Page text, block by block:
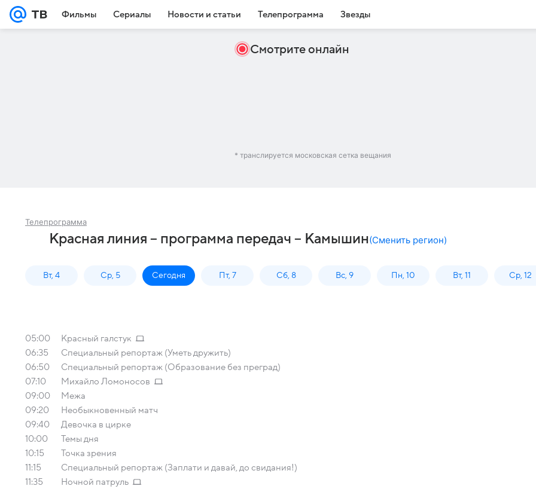
Фильмы Сериалы Новости и статьи Телепрограмма Звезды
Смотрите онлайн
* транслируется московская сетка вещания
Телепрограмма
Красная линия – программа передач – Камышин(Сменить регион)
Вт, 4 Ср, 5 Сегодня Пт, 7 Сб, 8 Вс, 9 Пн, 10 Вт, 11 Ср, 12
05:00
Красный галстук
06:35
Специальный репортаж (Уметь дружить)
06:50
Специальный репортаж (Образование без преград)
07:10
Михайло Ломоносов
09:00
Межа
09:20
Необыкновенный матч
09:40
Девочка в цирке
10:00
Темы дня
10:15
Точка зрения
11:15
Специальный репортаж (Заплати и давай, до свидания!)
11:35
Ночной патруль